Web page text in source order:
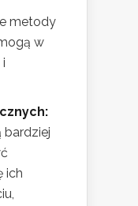
metody
w
bardziej
ich